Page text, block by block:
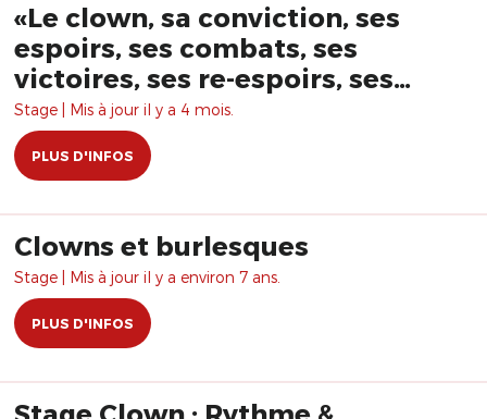
«Le clown, sa conviction, ses
espoirs, ses combats, ses
victoires, ses re-espoirs, ses
ratés, ses re-combats , ses re-
ratés, ses désespoirs, ses ruses,
ses faux ratés, ses chemins de
Tétard
Stage | Mis à jour il y a 4 mois.
PLUS D'INFOS
Clowns et burlesques
Stage | Mis à jour il y a environ 7 ans.
PLUS D'INFOS